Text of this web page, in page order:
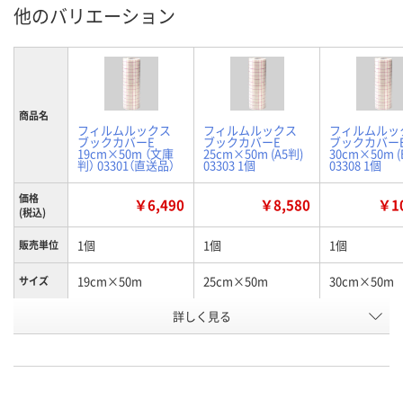
他のバリエーション
商品名
フィルムルックス
ブックカバーE
19cm×50m （文庫
判） 03301（直送品）
フィルムルックス
ブックカバーE
25cm×50m (A5判)
03303 1個
フィルムルッ
ブックカバー
30cm×50m
03308 1個
価格
(税込)
￥6,490 ￥8,580 ￥
販売単位 1個 1個 1個
サイズ 19cm×50m 25cm×50m 30cm×50m
A689275 A689667
詳しく見る